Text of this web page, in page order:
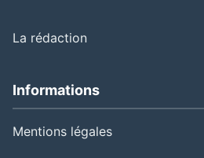
La rédaction
Informations
Mentions légales